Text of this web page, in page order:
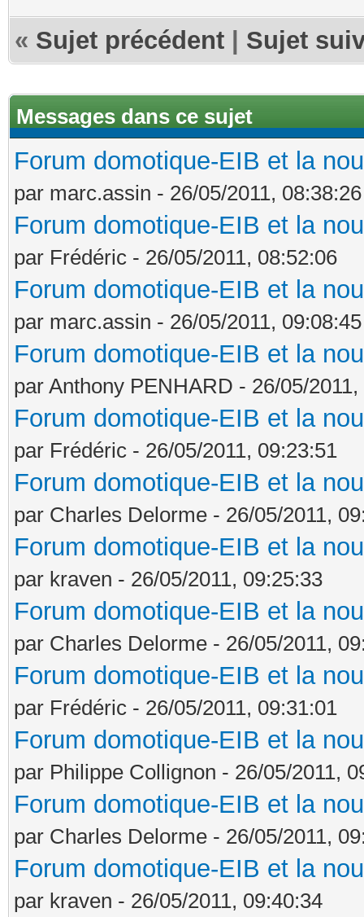
« Sujet précédent Sujet
Messages dans ce sujet
Forum domotique-EIB et la
par marc.assin - 26/05/2011, 08:38:26
Forum domotique-EIB et la
par Frédéric - 26/05/2011, 08:52:06
Forum domotique-EIB et la
par marc.assin - 26/05/2011, 09:08:45
Forum domotique-EIB et la
par Anthony PENHARD - 26/05/
Forum domotique-EIB et la
par Frédéric - 26/05/2011, 09:23:51
Forum domotique-EIB et la
par Charles Delorme - 26/05/2011,
Forum domotique-EIB et la
par kraven - 26/05/2011, 09:25:33
Forum domotique-EIB et la
par Charles Delorme - 26/05/2011,
Forum domotique-EIB et la
par Frédéric - 26/05/2011, 09:31:01
Forum domotique-EIB et la
par Philippe Collignon - 26/05/2011,
Forum domotique-EIB et la
par Charles Delorme - 26/05/2011,
Forum domotique-EIB et la
par kraven - 26/05/2011, 09:40:34